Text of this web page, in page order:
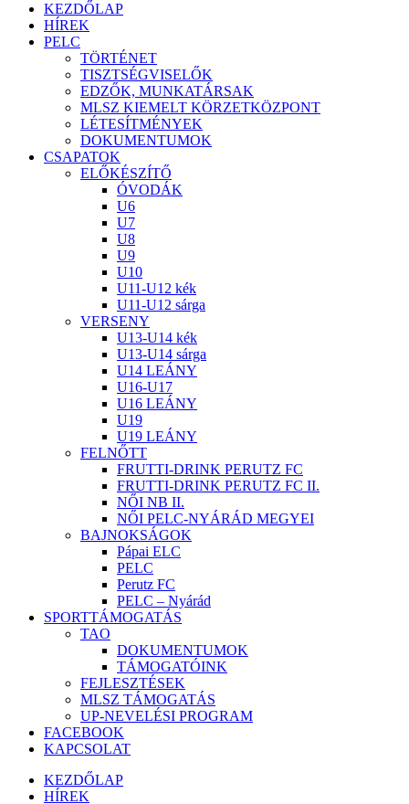
KEZDŐLAP
HÍREK
PELC
TÖRTÉNET
TISZTSÉGVISELŐK
EDZŐK, MUNKATÁRSAK
MLSZ KIEMELT KÖRZETKÖZPONT
LÉTESÍTMÉNYEK
DOKUMENTUMOK
CSAPATOK
ELŐKÉSZÍTŐ
ÓVODÁK
U6
U7
U8
U9
U10
U11-U12 kék
U11-U12 sárga
VERSENY
U13-U14 kék
U13-U14 sárga
U14 LEÁNY
U16-U17
U16 LEÁNY
U19
U19 LEÁNY
FELNŐTT
FRUTTI-DRINK PERUTZ FC
FRUTTI-DRINK PERUTZ FC II.
NŐI NB II.
NŐI PELC-NYÁRÁD MEGYEI
BAJNOKSÁGOK
Pápai ELC
PELC
Perutz FC
PELC – Nyárád
SPORTTÁMOGATÁS
TAO
DOKUMENTUMOK
TÁMOGATÓINK
FEJLESZTÉSEK
MLSZ TÁMOGATÁS
UP-NEVELÉSI PROGRAM
FACEBOOK
KAPCSOLAT
KEZDŐLAP
HÍREK